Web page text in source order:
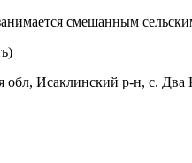
смешанным
обл, Исаклинский р-н, с.